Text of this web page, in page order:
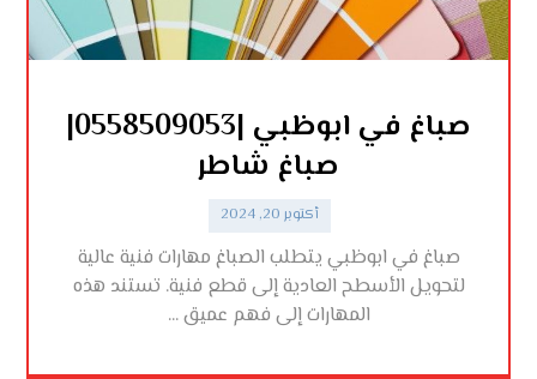
صباغ في ابوظبي |0558509053|
صباغ شاطر
أكتوبر 20, 2024
صباغ في ابوظبي يتطلب الصباغ مهارات فنية عالية
لتحويل الأسطح العادية إلى قطع فنية. تستند هذه
المهارات إلى فهم عميق ...